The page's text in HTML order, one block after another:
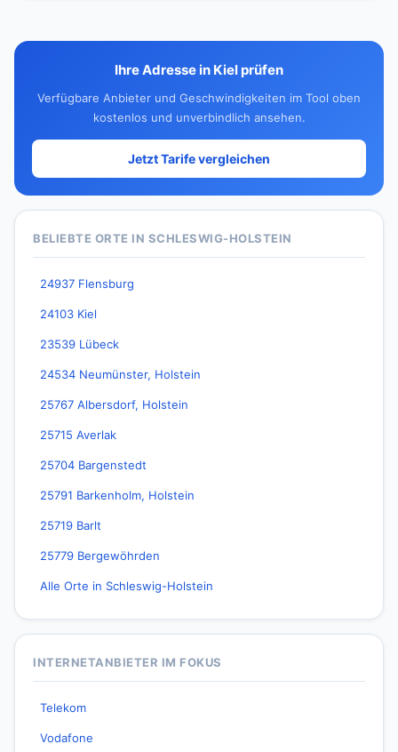
Ihre Adresse in Kiel prüfen
Verfügbare Anbieter und Geschwindigkeiten im Tool oben
kostenlos und unverbindlich ansehen.
Jetzt Tarife vergleichen
BELIEBTE ORTE IN SCHLESWIG-HOLSTEIN
24937 Flensburg
24103 Kiel
23539 Lübeck
24534 Neumünster, Holstein
25767 Albersdorf, Holstein
25715 Averlak
25704 Bargenstedt
25791 Barkenholm, Holstein
25719 Barlt
25779 Bergewöhrden
Alle Orte in Schleswig-Holstein
INTERNETANBIETER IM FOKUS
Telekom
Vodafone